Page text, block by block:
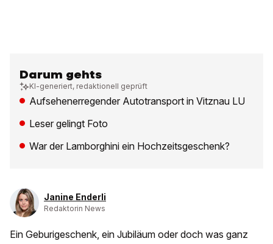
Darum gehts
KI-generiert, redaktionell geprüft
Aufsehenerregender Autotransport in Vitznau LU
Leser gelingt Foto
War der Lamborghini ein Hochzeitsgeschenk?
Janine Enderli
Redaktorin News
Ein Geburigeschenk, ein Jubiläum oder doch was ganz